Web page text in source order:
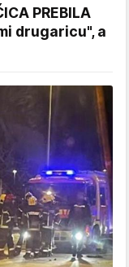
PREBILA
drugaricu", a